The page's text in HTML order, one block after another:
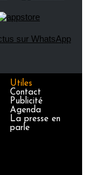
Utiles
Contact
Publicité
Agenda
La presse en
parle